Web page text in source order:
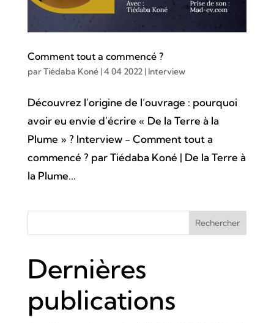
Comment tout a commencé ?
parTiédaba Koné|4 04 2022| Interview
Découvrez l’origine de l’ouvrage : pourquoi
avoir eu envie d’écrire « De la Terre à la
Plume » ? Interview - Comment tout a
commencé ? par Tiédaba Koné | De la Terre à
la Plume...
Rechercher
Dernières
publications